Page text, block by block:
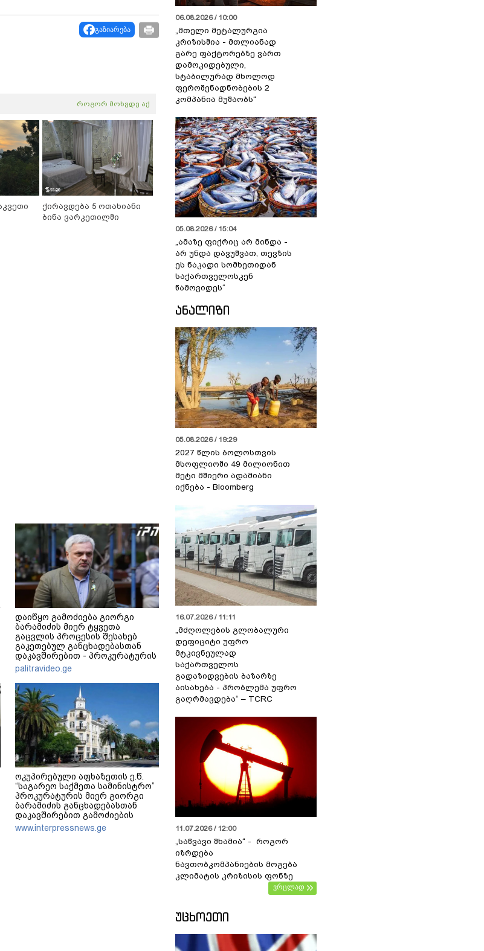
გაზიარება
როგორ მოხვდე აქ
ქირავდება 5 ოთახიანი
ბინა ვარკეთილში
დაიწყო გამოძიება გიორგი
ბარამიძის მიერ ტყვეთა
გაცვლის პროცესის შესახებ
გაკეთებულ განცხადებასთან
დაკავშირებით - პროკურატურის
განცხადება
palitravideo.ge
ოკუპირებული აფხაზეთის ე.წ.
“საგარეო საქმეთა სამინისტრო”
პროკურატურის მიერ გიორგი
ბარამიძის განცხადებასთან
დაკავშირებით გამოძიების
დაწყებას ეხმაურება
www.interpressnews.ge
06.08.2026 / 10:00
„მთელი მეტალურგია
კრიზისშია - მთლიანად
გარე ფაქტორებზე ვართ
დამოკიდებული,
სტაბილურად მხოლოდ
ფეროშენადნობების 2
კომპანია მუშაობს“
05.08.2026 / 15:04
„ამაზე ფიქრიც არ მინდა -
არ უნდა დავუშვათ, თევზის
ეს ნაკადი სომხეთიდან
საქართველოსკენ
წამოვიდეს“
ᲐᲜᲐᲚᲘᲖᲘ
05.08.2026 / 19:29
2027 წლის ბოლოსთვის
მსოფლიოში 49 მილიონით
მეტი მშიერი ადამიანი
იქნება - Bloomberg
16.07.2026 / 11:11
„მძღოლების გლობალური
დეფიციტი უფრო
მტკივნეულად
საქართველოს
გადაზიდვების ბაზარზე
აისახება - პრობლემა უფრო
გაღრმავდება“ – TCRC
11.07.2026 / 12:00
„საწვავი შხამია“ - როგორ
იზრდება
ნავთობკომპანიების მოგება
კლიმატის კრიზისის ფონზე
ვრცლად
ᲣᲪᲮᲝᲔᲗᲘ